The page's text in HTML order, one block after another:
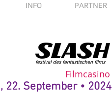
INFO PARTNER
22. September • 2024
Filmcasino